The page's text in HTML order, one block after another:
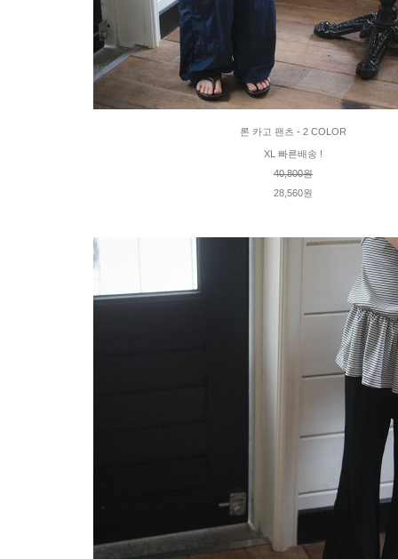
론 카고 팬츠 - 2 COLOR
XL 빠른배송 !
40,800원
28,560원